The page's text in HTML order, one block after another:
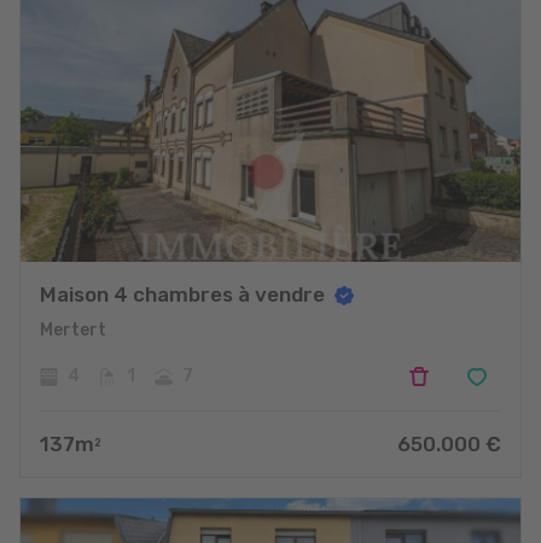
Maison 4 chambres à vendre
Mertert
137m 2 650.000 €